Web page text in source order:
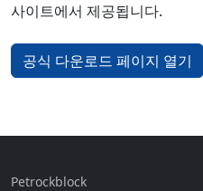
사이트에서 제공됩니다.
공식 다운로드 페이지 열기
Petrockblock